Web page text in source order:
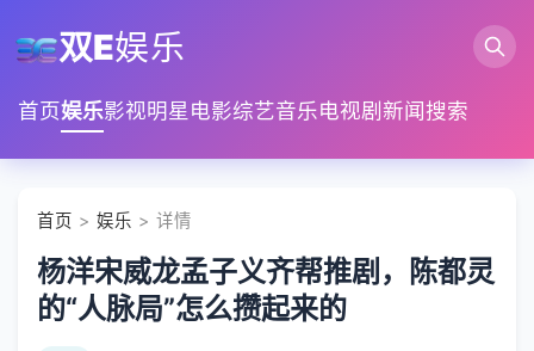
双E娱乐
首页娱乐影视明星电影综艺音乐电视剧 新闻搜索
首页 > 娱乐 > 详情
杨洋宋威龙孟子义齐帮推剧，陈都灵
的“人脉局”怎么攒起来的